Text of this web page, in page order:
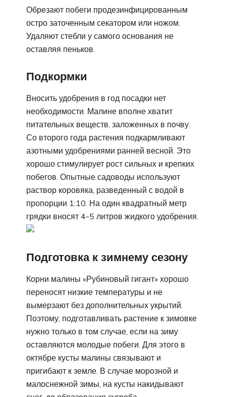
Обрезают побеги продезинфицированным
остро заточенным секатором или ножом.
Удаляют стебли у самого основания не
оставляя пеньков.
Подкормки
Вносить удобрения в год посадки нет
необходимости. Малине вполне хватит
питательных веществ, заложенных в почву.
Со второго года растения подкармливают
азотными удобрениями ранней весной. Это
хорошо стимулирует рост сильных и крепких
побегов. Опытные садоводы используют
раствор коровяка, разведенный с водой в
пропорции 1:10. На один квадратный метр
грядки вносят 4-5 литров жидкого удобрения.
Подготовка к зимнему сезону
Корни малины «Рубиновый гигант» хорошо
переносят низкие температуры и не
вымерзают без дополнительных укрытий.
Поэтому, подготавливать растение к зимовке
нужно только в том случае, если на зиму
оставляются молодые побеги. Для этого в
октябре кусты малины связывают и
пригибают к земле. В случае морозной и
малоснежной зимы, на кусты накидывают